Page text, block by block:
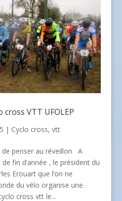
VTT UFOLEP
| Cyclo cross, vtt
penser au réveillon A
fin d’année , le président du
Erouart que l’on ne
du vélo organise une
cross vtt le...